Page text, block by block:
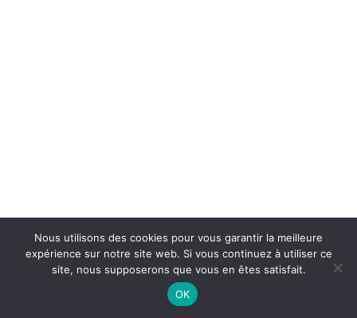
Nous utilisons des cookies pour vous garantir la meilleure
expérience sur notre site web. Si vous continuez à utiliser ce
site, nous supposerons que vous en êtes satisfait.
OK